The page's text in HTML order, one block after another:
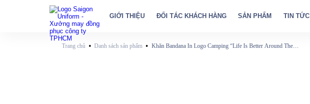
GIỚI THIỆU ĐỐI TÁC KHÁCH HÀNG SẢN PHẨM TIN TỨC
Trang chủ • Danh sách sản phẩm •
Khăn Bandana In Logo Camping “Life Is Better Around The